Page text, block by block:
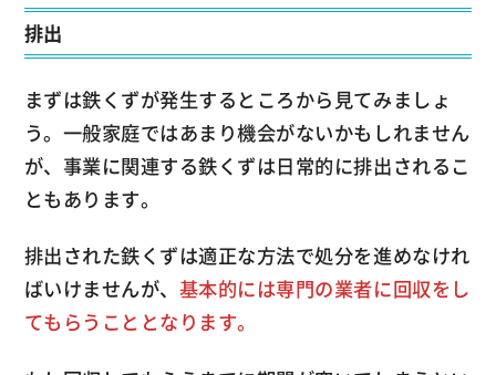
排出
まずは鉄くずが発生するところから見てみましょ
う。一般家庭ではあまり機会がないかもしれません
が、事業に関連する鉄くずは日常的に排出されるこ
ともあります。
排出された鉄くずは適正な方法で処分を進めなけれ
ばいけませんが、 基本的には専門の業者に回収をし
てもらうこととなります。